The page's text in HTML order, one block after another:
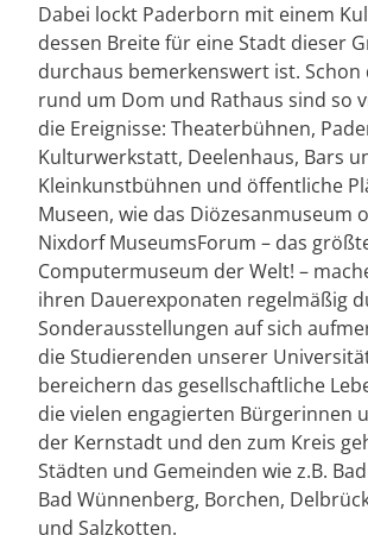
Dabei lockt Paderborn mit einem
dessen Breite für eine Stadt dieser
durchaus bemerkenswert ist. Schon
rund um Dom und Rathaus sind so
die Ereignisse: Theaterbühnen,
Kulturwerkstatt, Deelenhaus, Bars
Kleinkunstbühnen und öffentliche
Museen, wie das Diözesanmuseum
Nixdorf MuseumsForum – das
Computermuseum der Welt! –
ihren Dauerexponaten regelmäßig
Sonderausstellungen auf sich
die Studierenden unserer
bereichern das gesellschaftliche
die vielen engagierten Bürgerinnen
der Kernstadt und den zum Kreis
Städten und Gemeinden wie z.B.
Bad Wünnenberg, Borchen,
und Salzkotten.